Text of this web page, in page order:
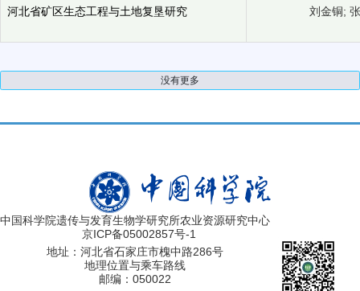
河北省矿区生态工程与土地复垦研究 刘金铜;
没有更多
中国科学院遗传与发育生物学研究所农业资源研究中心
京ICP备05002857号-1
地址：河北省石家庄市槐中路286号
地理位置与乘车路线
邮编：050022